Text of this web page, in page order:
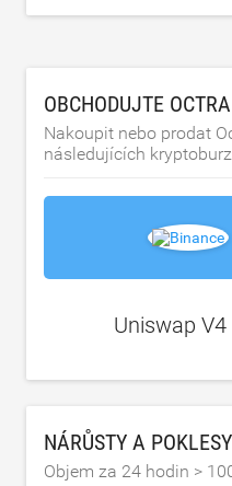
OBCHODUJTE
Nakoupit nebo prodat
následujících
Uniswap
NÁRŮSTY A
Objem za 24 hodin >